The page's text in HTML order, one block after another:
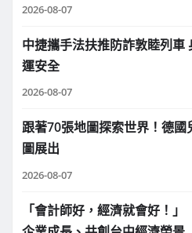
2026-08-07
中捷攜手法扶推防詐敦睦列車
運安全
2026-08-07
跟著70張地圖探索世界！德
圖展出
2026-08-07
「會計師好，經濟就會好！